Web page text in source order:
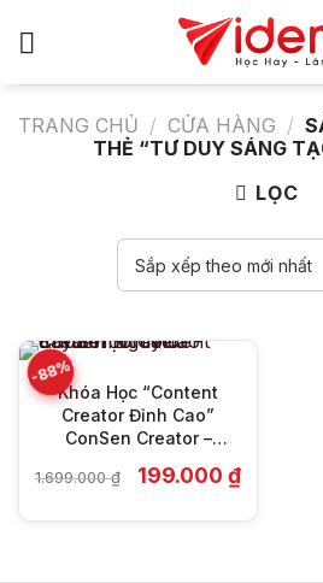
TRANG CHỦ / CỬA HÀNG /
THẺ “TƯ DUY SÁNG
LỌC
-88%
Khóa Học “Content
Creator Đỉnh Cao”
ConSen Creator –
1.699.000₫ Giá
gốc
199.000 ₫Giá
hiện